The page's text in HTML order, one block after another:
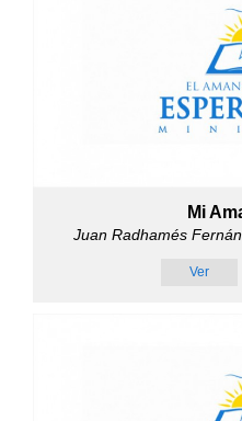
Mi
Juan Radhamés
Ver